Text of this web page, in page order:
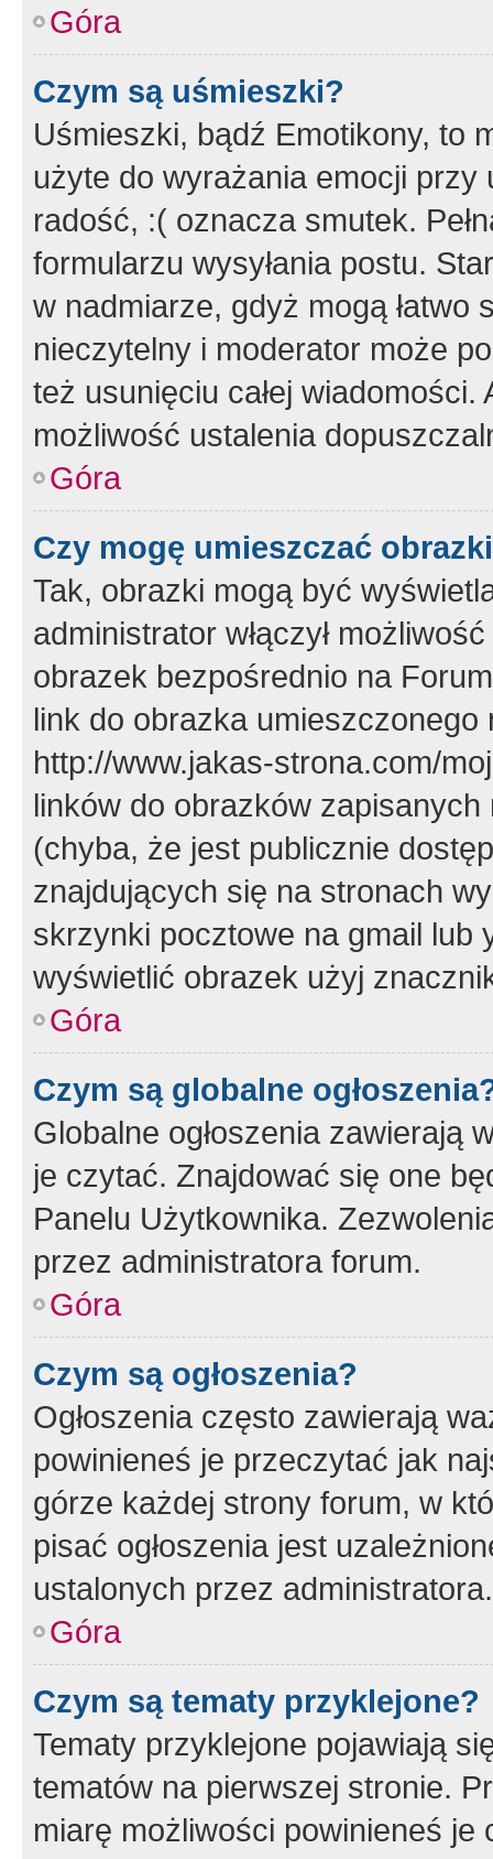
Góra
Czym są uśmieszki?
Uśmieszki, bądź Emotikony, to
użyte do wyrażania emocji
radość, :( oznacza smutek.
formularzu wysyłania postu.
w nadmiarze, gdyż mogą
nieczytelny i moderator może
też usunięciu całej
możliwość ustalenia
Góra
Czy mogę umieszczać
Tak, obrazki mogą być
administrator włączył
obrazek bezpośrednio na
link do obrazka
http://www.jakas-strona.com/
linków do obrazków
(chyba, że jest publicznie
znajdujących się na stronach
skrzynki pocztowe na gmail lub
wyświetlić obrazek użyj
Góra
Czym są globalne
Globalne ogłoszenia zawierają
je czytać. Znajdować się one
Panelu Użytkownika.
przez administratora forum.
Góra
Czym są ogłoszenia?
Ogłoszenia często zawierają
powinieneś je przeczytać jak
górze każdej strony forum, w
pisać ogłoszenia jest
ustalonych przez administratora.
Góra
Czym są tematy przyklejone?
Tematy przyklejone pojawiają
tematów na pierwszej stronie.
miarę możliwości powinieneś je